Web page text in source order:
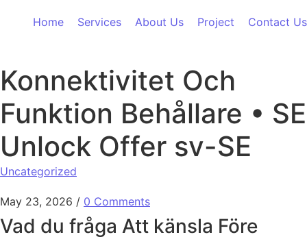
Home
Services About Us Project Contact Us
Konnektivitet Och
Funktion Behållare • SE
Unlock Offer sv-SE
Uncategorized
May 23, 2026 / 0 Comments
Vad du fråga Att känsla Före